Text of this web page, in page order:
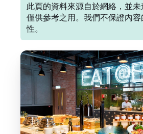
此頁的資料來源自於網絡，並
僅供參考之用。我們不保證內
性。